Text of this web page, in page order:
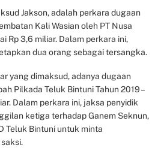
Jakson, adalah perkara dugaan
Kali Wasian oleh PT Nusa
Rp 3,6 miliar. Dalam perkara ini,
dua orang sebagai tersangka.
yang dimaksud, adanya dugaan
Pilkada Teluk Bintuni Tahun 2019 –
Dalam perkara ini, jaksa penyidik
ketiga terhadap Ganem Seknun,
Teluk Bintuni untuk minta